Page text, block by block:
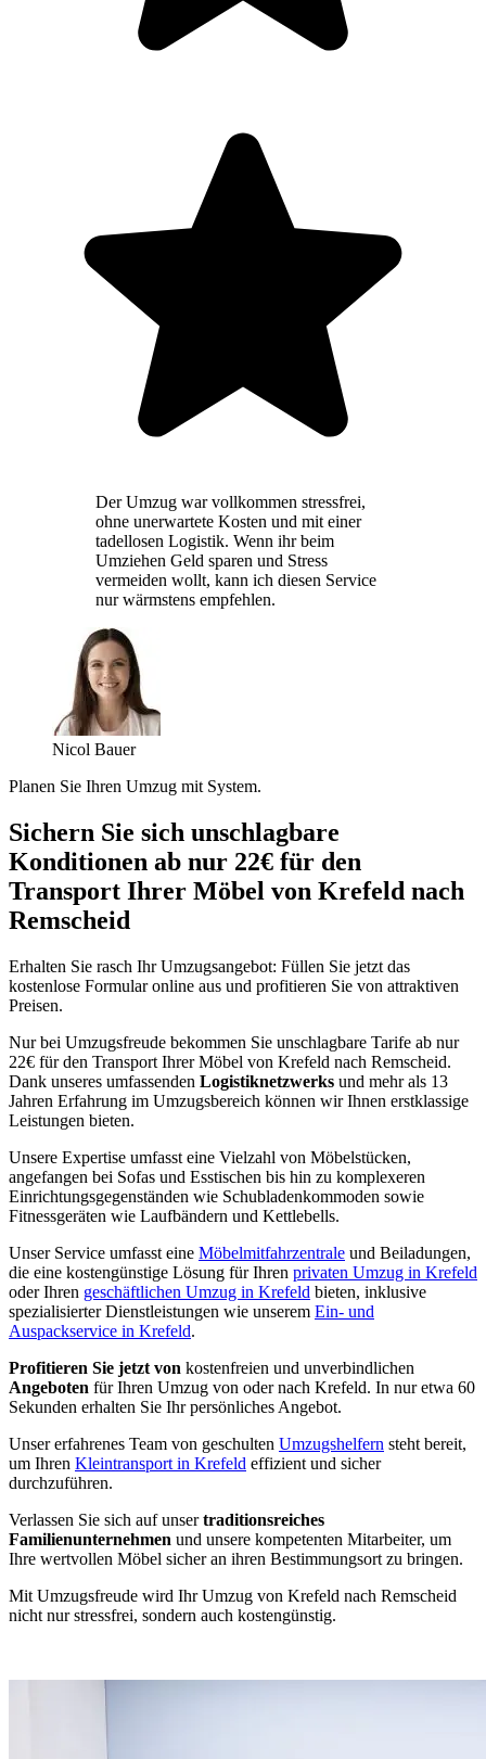
Der Umzug war vollkommen stressfrei,
ohne unerwartete Kosten und mit einer
tadellosen Logistik. Wenn ihr beim
Umziehen Geld sparen und Stress
vermeiden wollt, kann ich diesen Service
nur wärmstens empfehlen.
Nicol Bauer
Planen Sie Ihren Umzug mit System.
Sichern Sie sich unschlagbare
Konditionen ab nur 22€ für den
Transport Ihrer Möbel von Krefeld nach
Remscheid
Erhalten Sie rasch Ihr Umzugsangebot: Füllen Sie jetzt das
kostenlose Formular online aus und profitieren Sie von attraktiven
Preisen.
Nur bei Umzugsfreude bekommen Sie unschlagbare Tarife ab nur
22€ für den Transport Ihrer Möbel von Krefeld nach Remscheid.
Dank unseres umfassenden Logistiknetzwerks und mehr als 13
Jahren Erfahrung im Umzugsbereich können wir Ihnen erstklassige
Leistungen bieten.
Unsere Expertise umfasst eine Vielzahl von Möbelstücken,
angefangen bei Sofas und Esstischen bis hin zu komplexeren
Einrichtungsgegenständen wie Schubladenkommoden sowie
Fitnessgeräten wie Laufbändern und Kettlebells.
Unser Service umfasst eine Möbelmitfahrzentrale und Beiladungen,
die eine kostengünstige Lösung für Ihren privaten Umzug in Krefeld
oder Ihren geschäftlichen Umzug in Krefeld bieten, inklusive
spezialisierter Dienstleistungen wie unserem Ein- und
Auspackservice in Krefeld.
Profitieren Sie jetzt von kostenfreien und unverbindlichen
Angeboten für Ihren Umzug von oder nach Krefeld. In nur etwa 60
Sekunden erhalten Sie Ihr persönliches Angebot.
Unser erfahrenes Team von geschulten Umzugshelfern steht bereit,
um Ihren Kleintransport in Krefeld effizient und sicher
durchzuführen.
Verlassen Sie sich auf unsertraditionsreiches
Familienunternehmen und unsere kompetenten Mitarbeiter, um
Ihre wertvollen Möbel sicher an ihren Bestimmungsort zu bringen.
Mit Umzugsfreude wird Ihr Umzug von Krefeld nach Remscheid
nicht nur stressfrei, sondern auch kostengünstig.